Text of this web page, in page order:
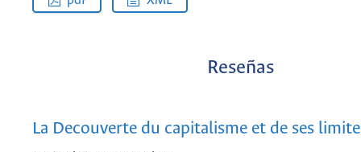
Reseñas
La Decouverte du capitalisme et de ses